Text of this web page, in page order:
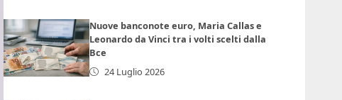
Nuove banconote euro, Maria Callas e
Leonardo da Vinci tra i volti scelti dalla
Bce
24 Luglio 2026